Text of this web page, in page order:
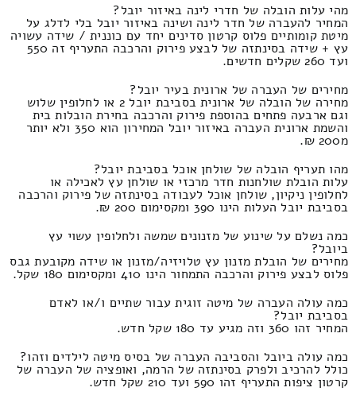
מהי עלות הובלה של חדרי לינה באיזור יובל?
המחיר להעברה של חדר לינה ושינה באיזור יובל בלי לדלג על
מיטת קומותיים פלוס קרטון סדינים יחד עם כוננית / שידה עשויה
עץ + שידה בסינתזה של לבצע פירוק והרכבה התעריף זה 550
ועד 260 שקלים חדשים.
מחירים של העברה של ארונית בעיר יובל?
מחירה של הובלה של ארונית בסביבת יובל 2 או לחלופין שלוש
וגם ארבעה פתחים בהוספת פירוק והרכבה בחירת הובלות בית
והשמת ארונית העברה באיזור יובל המחירון הוא 350 ולא יותר
מ200 ₪.
מהו תעריף הובלה של שולחן אוכל בסביבת יובל?
עלות הובלת שולחנות חדר מרכזי או שולחן עץ לאכילה או
לחלופין ניקיון, שולחן אוכל לעבודה בסינתזה של פירוק והרכבה
בסביבת יובל העלות הינו 390 ומקסימום 200 ₪.
כמה נשלם על שינוע של מזנונים שמשה ולחלופין עשוי עץ
ביובל?
מחירים של הובלת מזנון עץ טלויזיה/מזנון או שידה מקובעת גבס
פלוס לבצע פירוק והרכבה התמחור הינו 410 ומקסימום 180 שקל.
כמה עולה העברה של מיטה זוגית עבור שתיים ו/או לאדם
בסביבת יובל?
המחיר זהו 360 וזה מגיע עד 180 שקל חדש.
כמה עולה ביובל והסביבה העברה של בסיס מיטה לילדים וזהו?
כולל להרכיב ולפרק בסינתזה של הרמה, ואופציה של העברה של
קרטון ציפות התעריף זהו 590 ועד 210 שקל חדש.